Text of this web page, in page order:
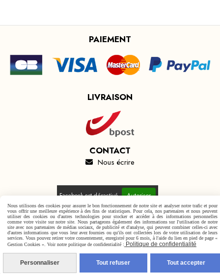
PAIEMENT
LIVRAISON
CONTACT
 Nous écrire
Facebook est désactivé. Autoriser
Mentions Légales
Conditions générales de vente
Politique de confidentialité
Gestion cookies Mon Compte
Nous utilisons des cookies pour assurer le bon fonctionnement de notre site et analyser notre trafic et pour
vous offrir une meilleure expérience à des fins de statistiques. Pour cela, nos partenaires et nous peuvent
utiliser des cookies ou d'autres technologies pour stocker et accéder à des informations personnelles
comme votre visite sur notre site. Nous partageons également des informations sur l'utilisation de notre
site avec nos partenaires de médias sociaux, de publicité et d'analyse, qui peuvent combiner celles-ci avec
d'autres informations que vous leur avez fournies ou qu'ils ont collectées lors de votre utilisation de leurs
services. Vous pouvez retirer votre consentement, enregistré pour 6 mois, à l'aide du lien en pied de page «
Gestion Cookies ». Voir notre politique de confidentialité : Politique de confidentialité
Personnaliser Tout refuser Tout accepter